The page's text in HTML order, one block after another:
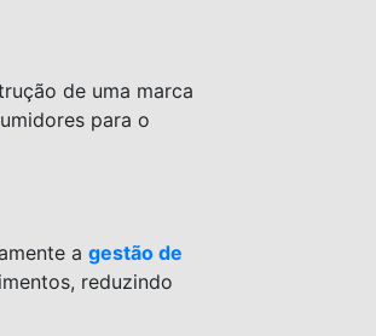
de uma marca
para o
a gestão de
reduzindo